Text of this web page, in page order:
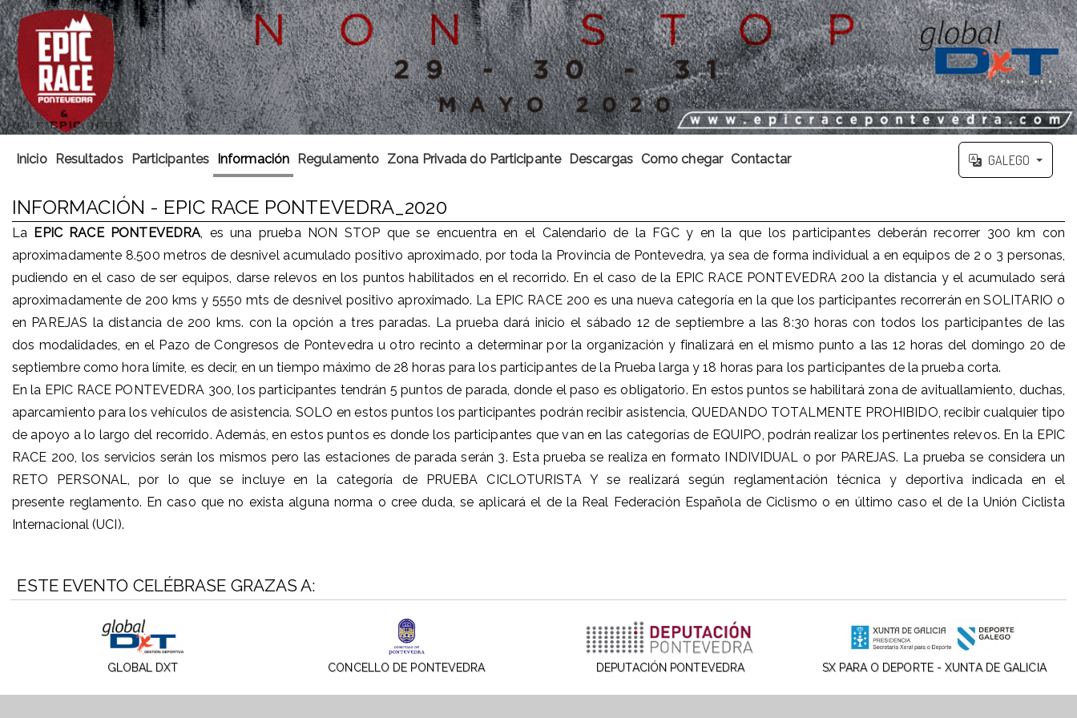
Inicio Resultados Participantes Información Regulamento Zona Privada do Participante Descargas Como chegar Contactar GALEGO
INFORMACIÓN - EPIC RACE PONTEVEDRA_2020
La EPIC RACE PONTEVEDRA , es una prueba NON STOP que se encuentra en el Calendario de la FGC y en la que los participantes deberán recorrer 300 km con
aproximadamente 8.500 metros de desnivel acumulado positivo aproximado, por toda la Provincia de Pontevedra, ya sea de forma individual a en equipos de 2 o 3 personas,
pudiendo en el caso de ser equipos, darse relevos en los puntos habilitados en el recorrido. En el caso de la EPIC RACE PONTEVEDRA 200 la distancia y el acumulado será
aproximadamente de 200 kms y 5550 mts de desnivel positivo aproximado. La EPIC RACE 200 es una nueva categoría en la que los participantes recorrerán en SOLITARIO o
en PAREJAS la distancia de 200 kms. con la opción a tres paradas. La prueba dará inicio el sábado 12 de septiembre a las 8:30 horas con todos los participantes de las
dos modalidades, en el Pazo de Congresos de Pontevedra u otro recinto a determinar por la organización y finalizará en el mismo punto a las 12 horas del domingo 20 de
septiembre como hora límite, es decir, en un tiempo máximo de 28 horas para los participantes de la Prueba larga y 18 horas para los participantes de la prueba corta.
En la EPIC RACE PONTEVEDRA 300, los participantes tendrán 5 puntos de parada, donde el paso es obligatorio. En estos puntos se habilitará zona de avituallamiento, duchas,
aparcamiento para los vehículos de asistencia. SOLO en estos puntos los participantes podrán recibir asistencia, QUEDANDO TOTALMENTE PROHIBIDO, recibir cualquier tipo
de apoyo a lo largo del recorrido. Además, en estos puntos es donde los participantes que van en las categorías de EQUIPO, podrán realizar los pertinentes relevos. En la EPIC
RACE 200, los servicios serán los mismos pero las estaciones de parada serán 3. Esta prueba se realiza en formato INDIVIDUAL o por PAREJAS. La prueba se considera un
RETO PERSONAL, por lo que se incluye en la categoría de PRUEBA CICLOTURISTA Y se realizará según reglamentación técnica y deportiva indicada en el
presente reglamento. En caso que no exista alguna norma o cree duda, se aplicará el de la Real Federación Española de Ciclismo o en último caso el de la Unión Ciclista
Internacional (UCI).
ESTE EVENTO CELÉBRASE GRAZAS A:
GLOBAL DXT CONCELLO DE PONTEVEDRA DEPUTACIÓN PONTEVEDRA SX PARA O DEPORTE - XUNTA DE GALICIA